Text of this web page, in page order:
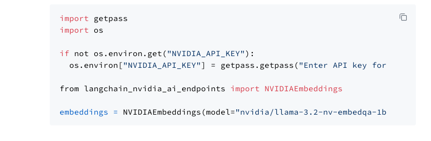
import
import os
if not os.environ.get( "NVIDIA_API_KEY" ):
  os.environ[
"NVIDIA_API_KEY"] = getpass.getpass( "Enter API key for NVIDIA: "
from langchain_nvidia_ai_endpoints import NVIDIAEmbeddings
embeddings = NVIDIAEmbeddings(model="nvidia/llama-3.2-nv-embedqa-1b-v2"